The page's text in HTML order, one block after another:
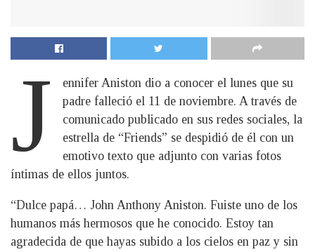
J
ennifer Aniston dio a conocer el lunes que su
padre falleció el 11 de noviembre. A través de
comunicado publicado en sus redes sociales, la
estrella de “Friends” se despidió de él con un
emotivo texto que adjunto con varias fotos
íntimas de ellos juntos.
“Dulce papá… John Anthony Aniston. Fuiste uno de los
humanos más hermosos que he conocido. Estoy tan
agradecida de que hayas subido a los cielos en paz y sin